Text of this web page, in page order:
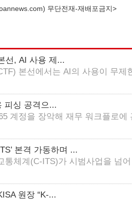
) 무단전재-재배포금지>
선, AI 사용 제...
본선에서는 AI의 사용이 무제
피싱 공격으...
계정을 장악해 재무 워크플로에
본격 가동하며 ...
통체계(C-ITS)가 시범사업을 넘
원장 “K-...